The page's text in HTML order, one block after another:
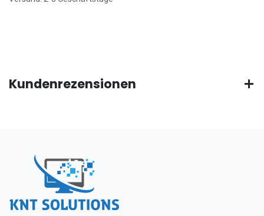
Kundenrezensionen